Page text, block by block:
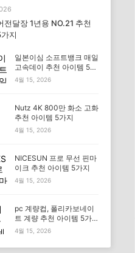
전달장 1년용 NO.21 추천
지
일본이심 소프트뱅크 매일
고속데이 추천 아이템 5가
지
4월 15, 2026
Nutz 4K 800만 화소 고화
추천 아이템 5가지
4월 15, 2026
NICESUN 프로 무선 핀마
이크 추천 아이템 5가지
4월 15, 2026
pc 계량컵, 폴리카보네이
트 계량 추천 아이템 5가
지
4월 15, 2026